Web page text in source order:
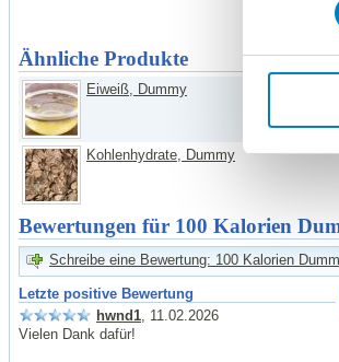
Ähnliche Produkte
Eiweiß, Dummy
Kohlenhydrate, Dummy
Bewertungen für 100 Kalorien
Schreibe eine Bewertung: 100 Kalorien
Letzte positive Bewertung
hwnd1, 11.02.2026
Vielen Dank dafür!